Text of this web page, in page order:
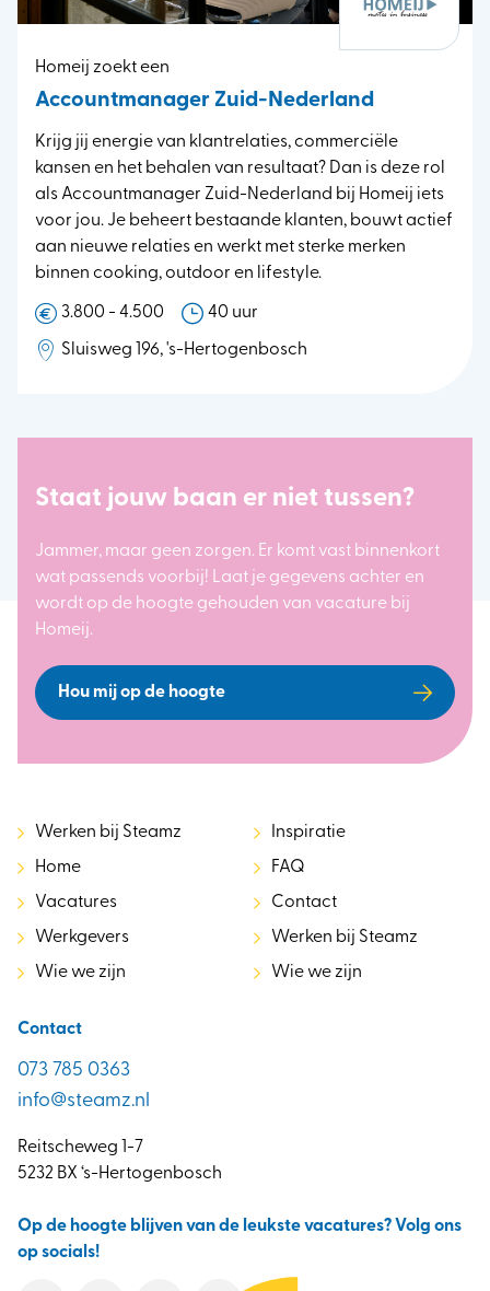
Homeij zoekt een
Accountmanager Zuid-Nederland
Krijg jij energie van klantrelaties, commerciële
kansen en het behalen van resultaat? Dan is deze rol
als Accountmanager Zuid-Nederland bij Homeij iets
voor jou. Je beheert bestaande klanten, bouwt actief
aan nieuwe relaties en werkt met sterke merken
binnen cooking, outdoor en lifestyle.
3.800 - 4.500 40 uur
Sluisweg 196, 's-Hertogenbosch
Staat jouw baan er niet tussen?
Jammer, maar geen zorgen. Er komt vast binnenkort
wat passends voorbij! Laat je gegevens achter en
wordt op de hoogte gehouden van vacature bij
Homeij.
Hou mij op de hoogte
Werken bij Steamz
Home
Vacatures
Werkgevers
Wie we zijn
Inspiratie
FAQ
Contact
Werken bij Steamz
Wie we zijn
Contact
073 785 0363
info@steamz.nl
Reitscheweg 1-7
5232 BX ‘s-Hertogenbosch
Op de hoogte blijven van de leukste vacatures? Volg ons
op socials!